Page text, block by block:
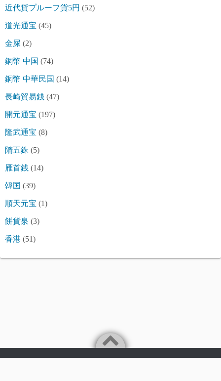
近代貨プルーフ貨5円 (52)
道光通宝 (45)
金屎 (2)
銅幣 中国 (74)
銅幣 中華民国 (14)
長崎貿易銭 (47)
開元通宝 (197)
隆武通宝 (8)
隋五銖 (5)
雁首銭 (14)
韓国 (39)
順天元宝 (1)
餅貨泉 (3)
香港 (51)